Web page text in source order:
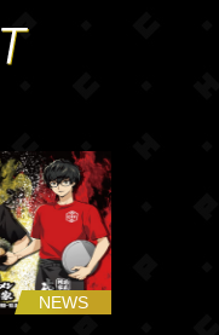
NEWS